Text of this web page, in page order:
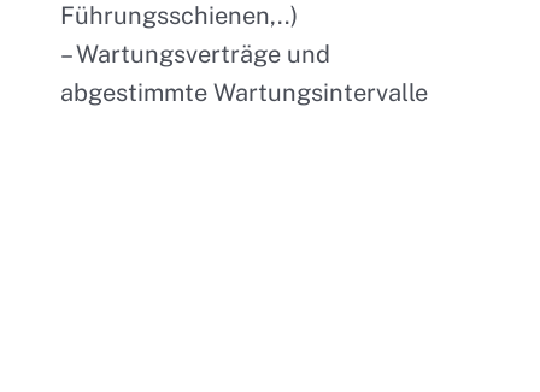
Führungsschienen,..)
– Wartungsverträge und
abgestimmte Wartungsintervalle